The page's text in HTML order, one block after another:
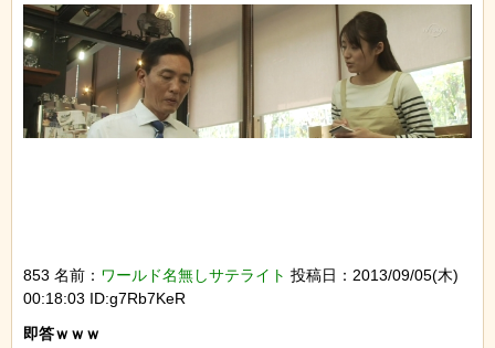
853 名前： ワールド名無しサテライト 投稿日：2013/09/05(木)
00:18:03 ID:g7Rb7KeR
即答ｗｗｗ